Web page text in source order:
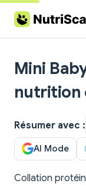
Skip to content
Mini
nutrition
Résumer avec :
AI Mode
Collation